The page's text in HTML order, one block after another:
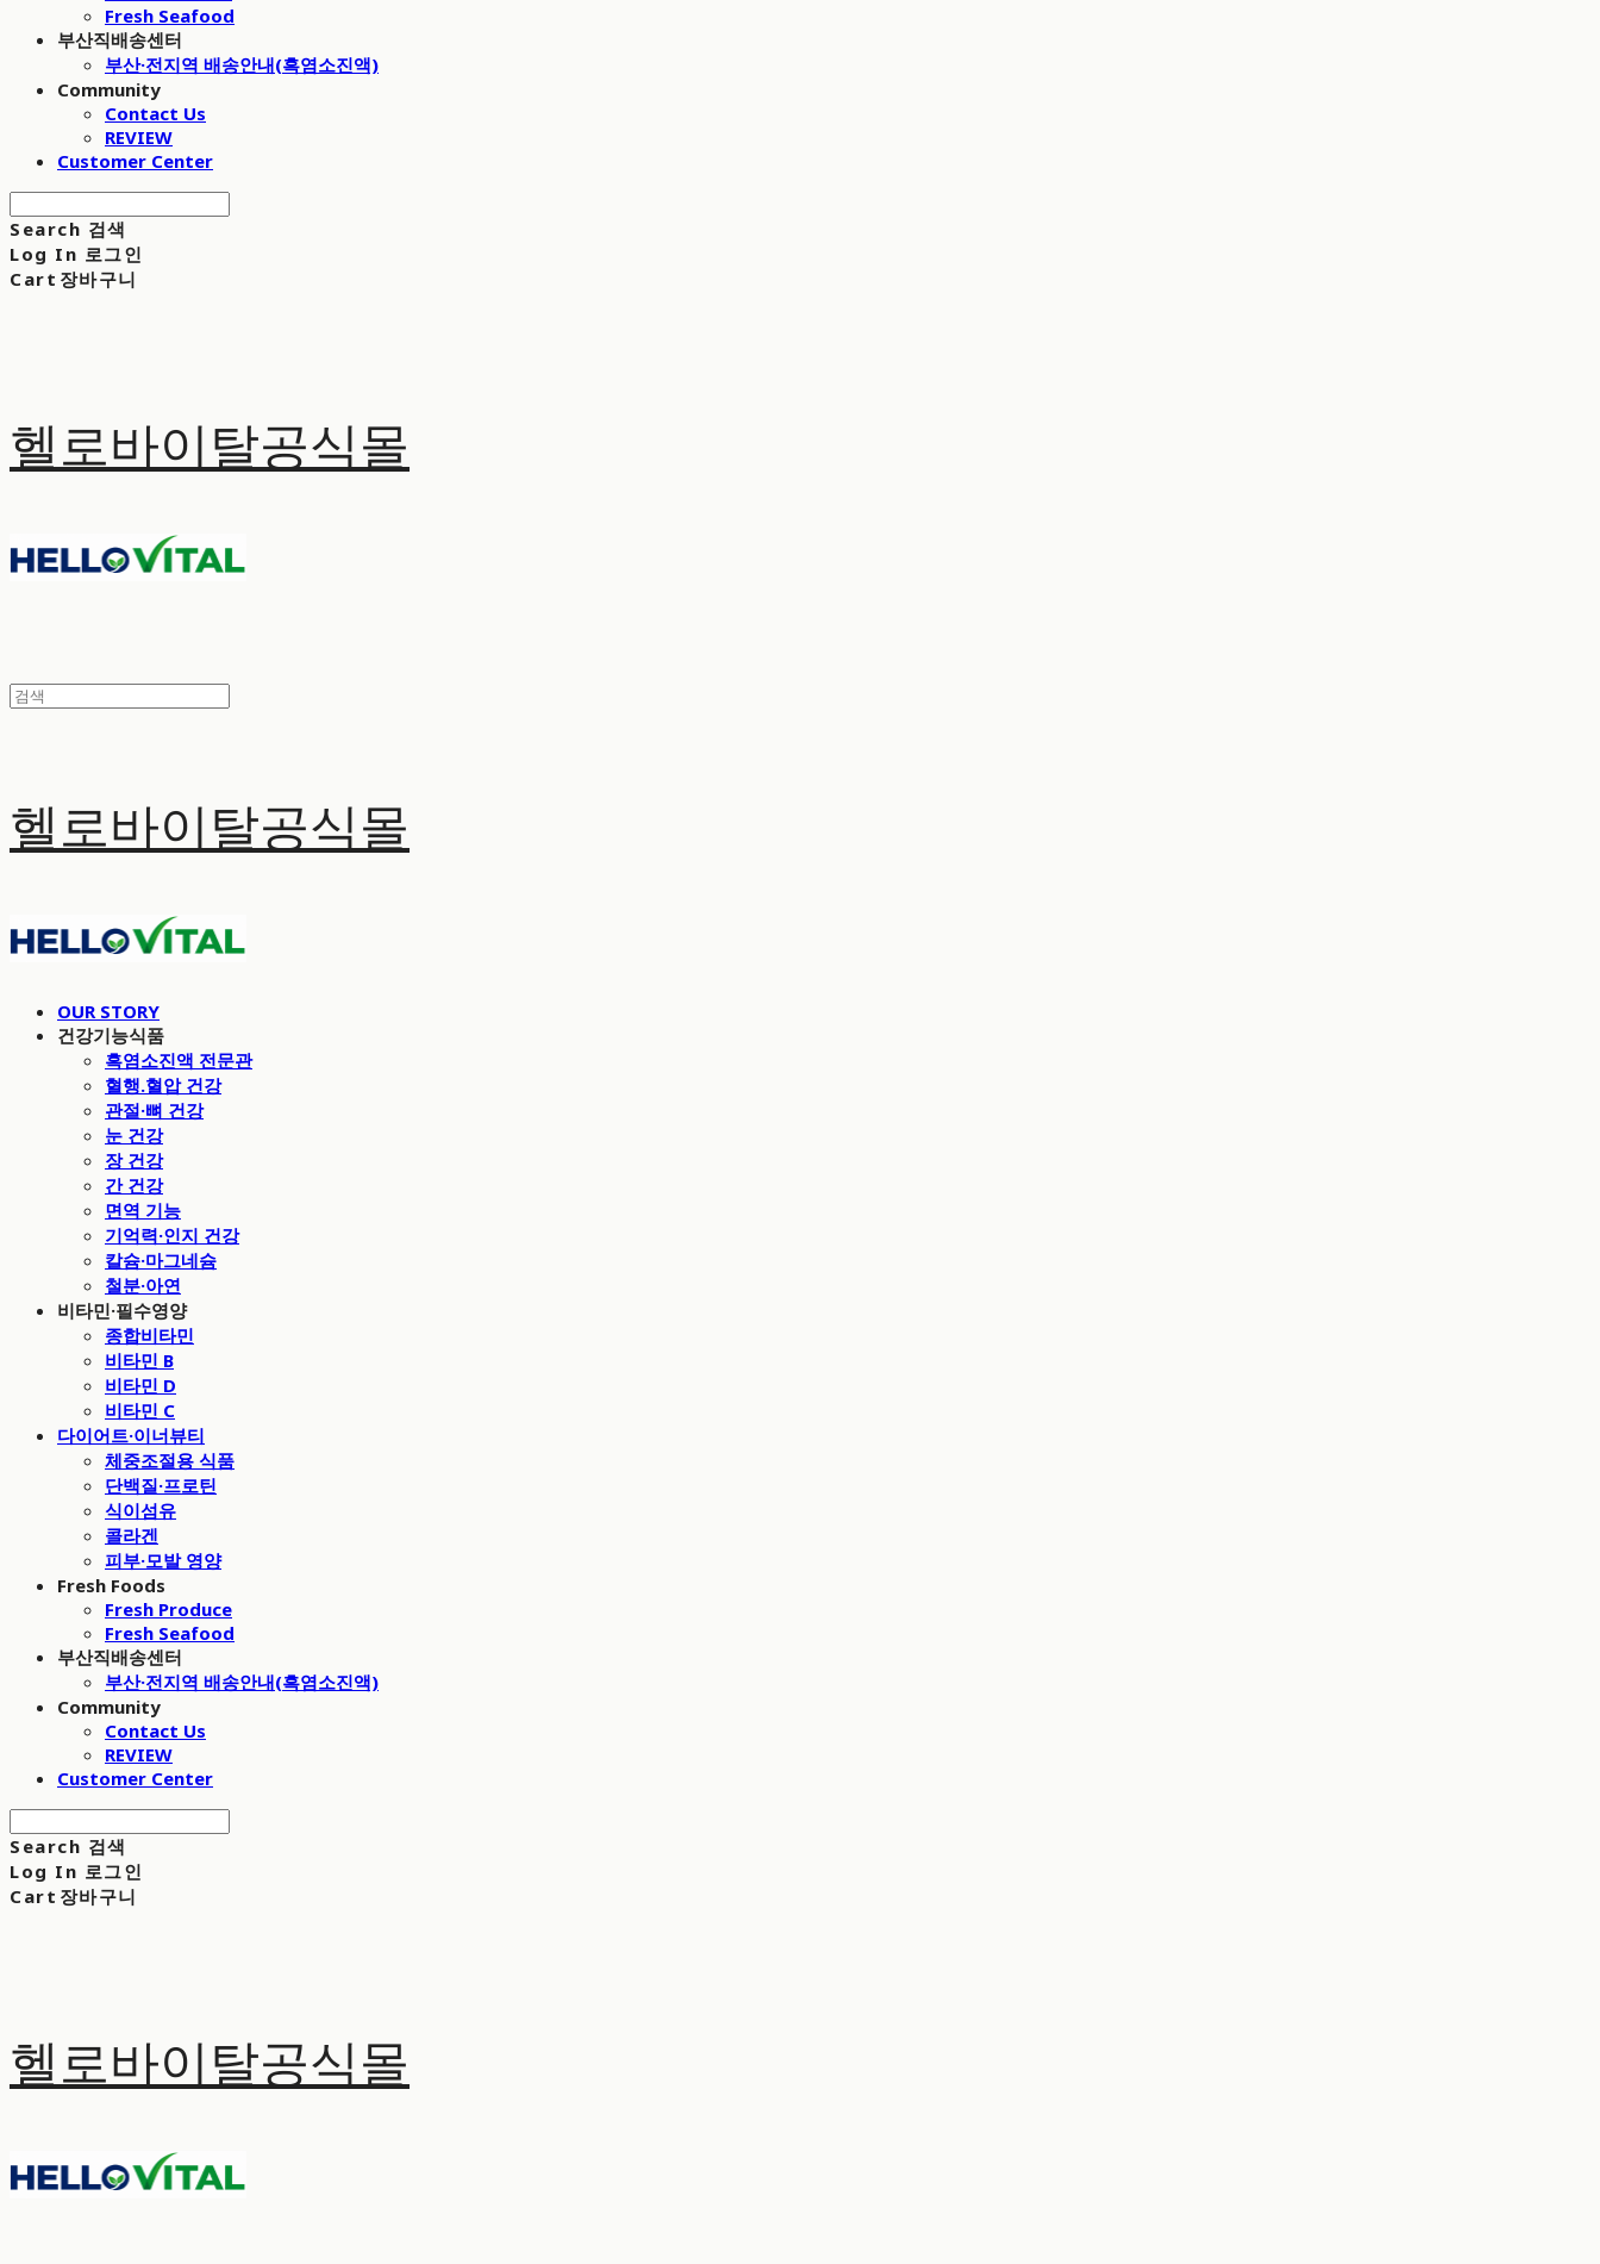
Fresh Seafood
부산직배송센터
부산·전지역 배송안내(흑염소진액)
Community
Contact Us
REVIEW
Customer Center
Search 검색
Log In 로그인
Cart 장바구니
헬로바이탈공식몰
헬로바이탈공식몰
OUR STORY
건강기능식품
흑염소진액 전문관
혈행.혈압 건강
관절·뼈 건강
눈 건강
장 건강
간 건강
면역 기능
기억력·인지 건강
칼슘·마그네슘
철분·아연
비타민·필수영양
종합비타민
비타민 B
비타민 D
비타민 C
다이어트·이너뷰티
체중조절용 식품
단백질·프로틴
식이섬유
콜라겐
피부·모발 영양
Fresh Foods
Fresh Produce
Fresh Seafood
부산직배송센터
부산·전지역 배송안내(흑염소진액)
Community
Contact Us
REVIEW
Customer Center
Search 검색
Log In 로그인
Cart 장바구니
헬로바이탈공식몰